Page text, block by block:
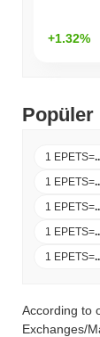
+1.32%
Popüler
1 EPETS=
1 EPETS=
1 EPETS=
1 EPETS=
1 EPETS=
According to
Exchanges/